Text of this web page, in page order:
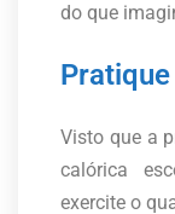
do que
Visto que a
calórica
exercite o